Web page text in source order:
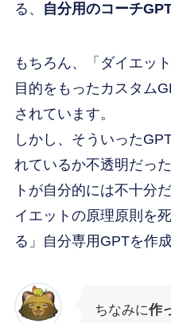
る、
自分用のコーチ
もちろん、「ダイエッ
目的をもったカスタム
されています。
しかし、そういった
れているか不透明だっ
トが自分的には不十分
イエットの原理原則を
る」自分専用GPTを作
ちなみに作